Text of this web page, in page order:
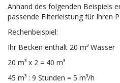
Anhand des folgenden Beispiels
passende Filterleistung für Ihren
Rechenbeispiel:
Ihr Becken enthält 20 m³ Wasser
20 m³ x 2 = 40 m³
45 m³ : 9 Stunden = 5 m³/h